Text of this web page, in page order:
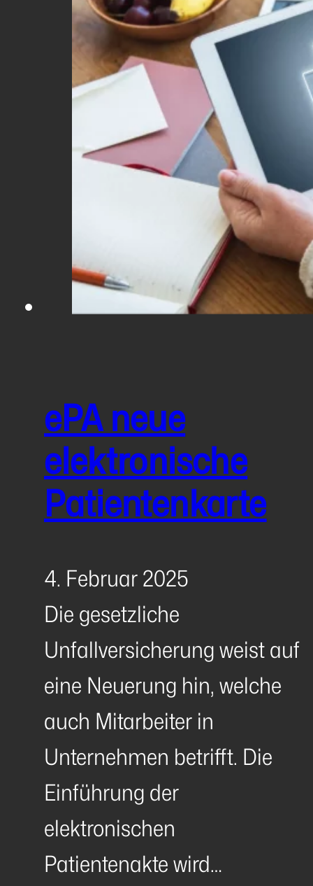
ePA neue
elektronische
Patientenkarte
4. Februar 2025
Die gesetzliche
Unfallversicherung weist auf
eine Neuerung hin, welche
auch Mitarbeiter in
Unternehmen betrifft. Die
Einführung der
elektronischen
Patientenakte wird…